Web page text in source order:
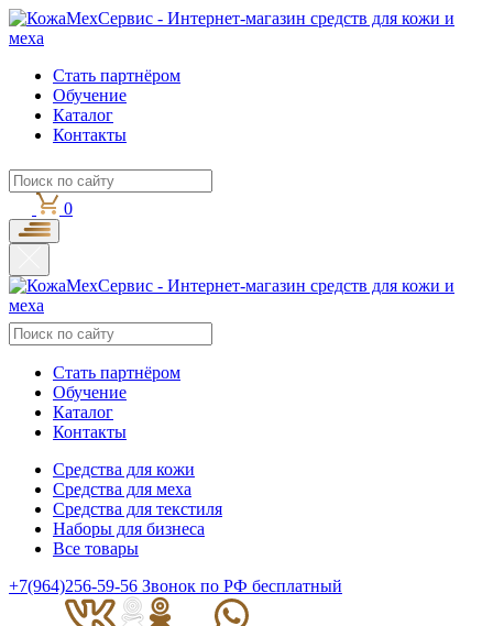
Стать партнёром
Обучение
Каталог
Контакты
0
Стать партнёром
Обучение
Каталог
Контакты
Средства для кожи
Средства для меха
Средства для текстиля
Наборы для бизнеса
Все товары
+7(964)256-59-56 Звонок по РФ бесплатный